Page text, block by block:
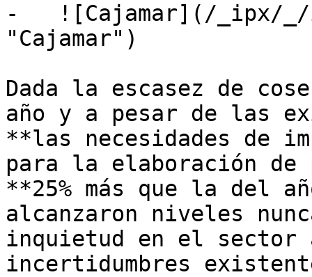
-   ![Cajamar](/_ipx/_/
"Cajamar")
Dada la escasez de
año y a pesar de las
**las necesidades de
para la elaboración de
**25% más que la del
alcanzaron niveles
inquietud en el sector
incertidumbres